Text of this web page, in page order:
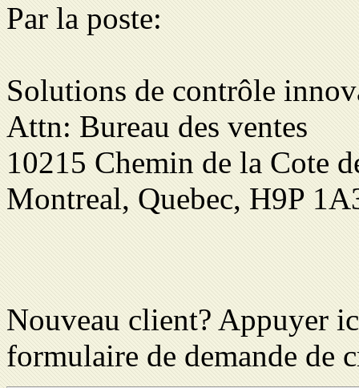
Par la poste:
Solutions de contrôle
Attn: Bureau des ventes
10215 Chemin de la Cote
Montreal, Quebec, H9P
Nouveau client? Appuyer
formulaire de demande de